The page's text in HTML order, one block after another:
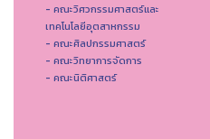
- คณะวิศวกรรมศาสตร์และ
เทคโนโลยีอุตสาหกรรม
- คณะศิลปกรรมศาสตร์
- คณะวิทยาการจัดการ
- คณะนิติศาสตร์